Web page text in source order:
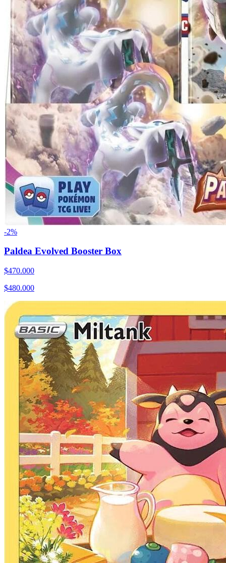
-2%
Paldea Evolved Booster Box
$470.000
$480.000